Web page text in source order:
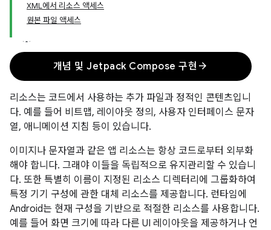
XML에서 리소스 액세스
원본 파일 액세스
개념 및 Jetpack Compose 구현 arrow_forward
리소스는 코드에서 사용하는 추가 파일과 정적인 콘텐츠입니
다. 예를 들어 비트맵, 레이아웃 정의, 사용자 인터페이스 문자
열, 애니메이션 지침 등이 있습니다.
이미지나 문자열과 같은 앱 리소스는 항상 코드로부터 외부화
해야 합니다. 그래야 이들을 독립적으로 유지관리할 수 있습니
다. 또한 특별히 이름이 지정된 리소스 디렉터리에 그룹화하여
특정 기기 구성에 관한 대체 리소스를 제공합니다. 런타임에
Android는 현재 구성을 기반으로 적절한 리소스를 사용합니다.
예를 들어 화면 크기에 따라 다른 UI 레이아웃을 제공하거나 언